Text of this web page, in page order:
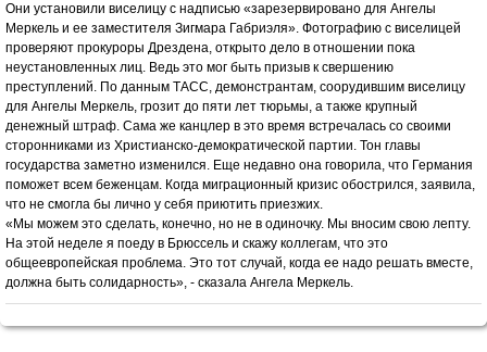
Они установили виселицу с надписью «зарезервировано для Ангелы
Меркель и ее заместителя Зигмара Габриэля». Фотографию с виселицей
проверяют прокуроры Дрездена, открыто дело в отношении пока
неустановленных лиц. Ведь это мог быть призыв к свершению
преступлений. По данным ТАСС, демонстрантам, соорудившим виселицу
для Ангелы Меркель, грозит до пяти лет тюрьмы, а также крупный
денежный штраф. Сама же канцлер в это время встречалась со своими
сторонниками из Христианско-демократической партии. Тон главы
государства заметно изменился. Еще недавно она говорила, что Германия
поможет всем беженцам. Когда миграционный кризис обострился, заявила,
что не смогла бы лично у себя приютить приезжих.
«Мы можем это сделать, конечно, но не в одиночку. Мы вносим свою лепту.
На этой неделе я поеду в Брюссель и скажу коллегам, что это
общеевропейская проблема. Это тот случай, когда ее надо решать вместе,
должна быть солидарность», - сказала Ангела Меркель.